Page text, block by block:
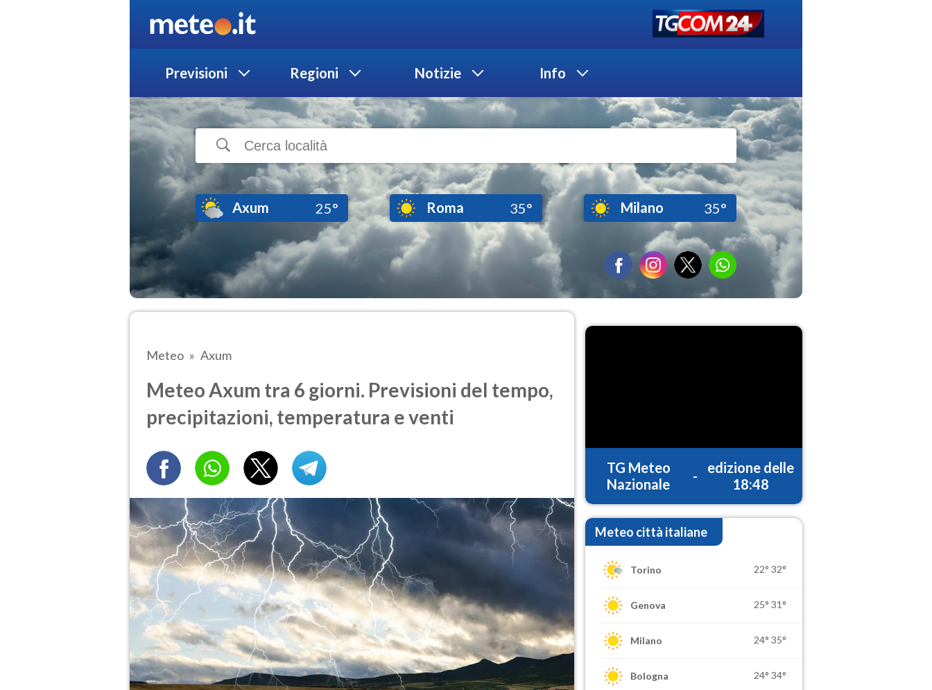
Previsioni Regioni Notizie Info
Axum 25° Roma 35° Milano 35°
Meteo Axum
Meteo Axum tra 6 giorni. Previsioni del tempo,
precipitazioni, temperatura e venti
TG Meteo
Nazionale
-
edizione delle
18:48
Meteo città italiane
Torino 22° 32°
Genova 25° 31°
Milano 24° 35°
Bologna 24° 34°